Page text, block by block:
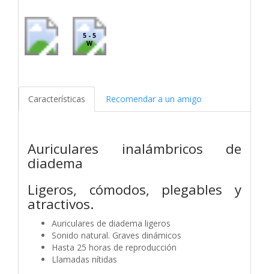
5 - 5
W
Características Recomendar a un amigo
Auriculares inalámbricos de
diadema
Ligeros, cómodos, plegables y
atractivos.
Auriculares de diadema ligeros
Sonido natural. Graves dinámicos
Hasta 25 horas de reproducción
Llamadas nítidas